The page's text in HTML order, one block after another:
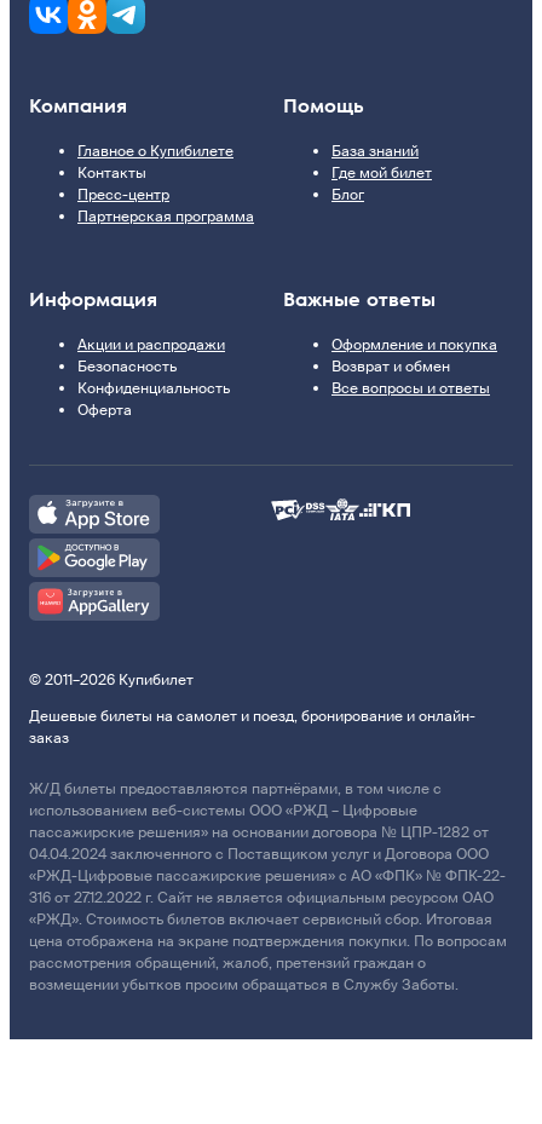
Компания
Главное о Купибилете
Контакты
Пресс-центр
Партнерская программа
Помощь
База знаний
Где мой билет
Блог
Информация
Акции и распродажи
Безопасность
Конфиденциальность
Оферта
Важные ответы
Оформление и покупка
Возврат и обмен
Все вопросы и ответы
© 2011–2026 Купибилет
Дешевые билеты на самолет и поезд, бронирование и онлайн-
заказ
Ж/Д билеты предоставляются партнёрами, в том числе с
использованием веб-системы ООО «РЖД – Цифровые
пассажирские решения» на основании договора № ЦПР-1282 от
04.04.2024 заключенного с Поставщиком услуг и Договора ООО
«РЖД-Цифровые пассажирские решения» с АО «ФПК» № ФПК-22-
316 от 27.12.2022 г. Сайт не является официальным ресурсом ОАО
«РЖД». Стоимость билетов включает сервисный сбор. Итоговая
цена отображена на экране подтверждения покупки. По вопросам
рассмотрения обращений, жалоб, претензий граждан о
возмещении убытков просим обращаться в Службу Заботы.